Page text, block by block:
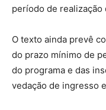
período de
O texto ainda prevê
do prazo mínimo de
do programa e das
vedação de ingresso